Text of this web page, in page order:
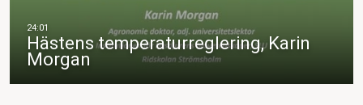
Hästens temperaturreglering, Karin
Morgan